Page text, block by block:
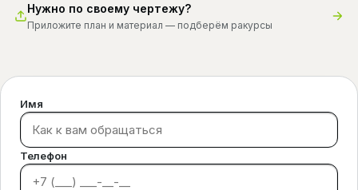
Нужно по своему чертежу?
Приложите план и материал — подберём ракурсы
Имя
Телефон